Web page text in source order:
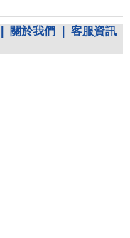
關於我們
客服資訊